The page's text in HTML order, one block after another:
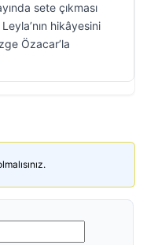
sete çıkması
hikâyesini
Özacar’la